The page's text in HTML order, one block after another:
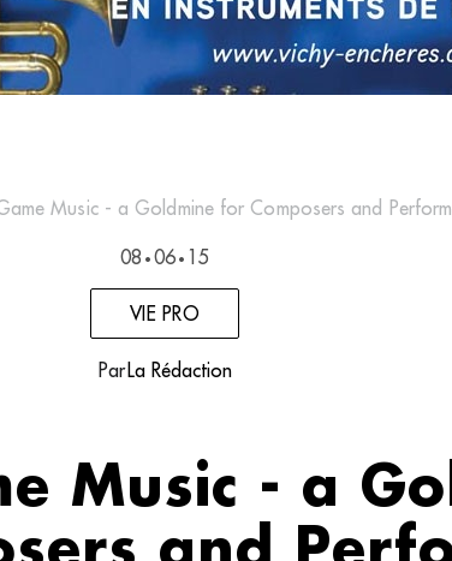
Music - a Goldmine for Composers and
08 • 06 • 15
VIE PRO
Par La Rédaction
Music - a